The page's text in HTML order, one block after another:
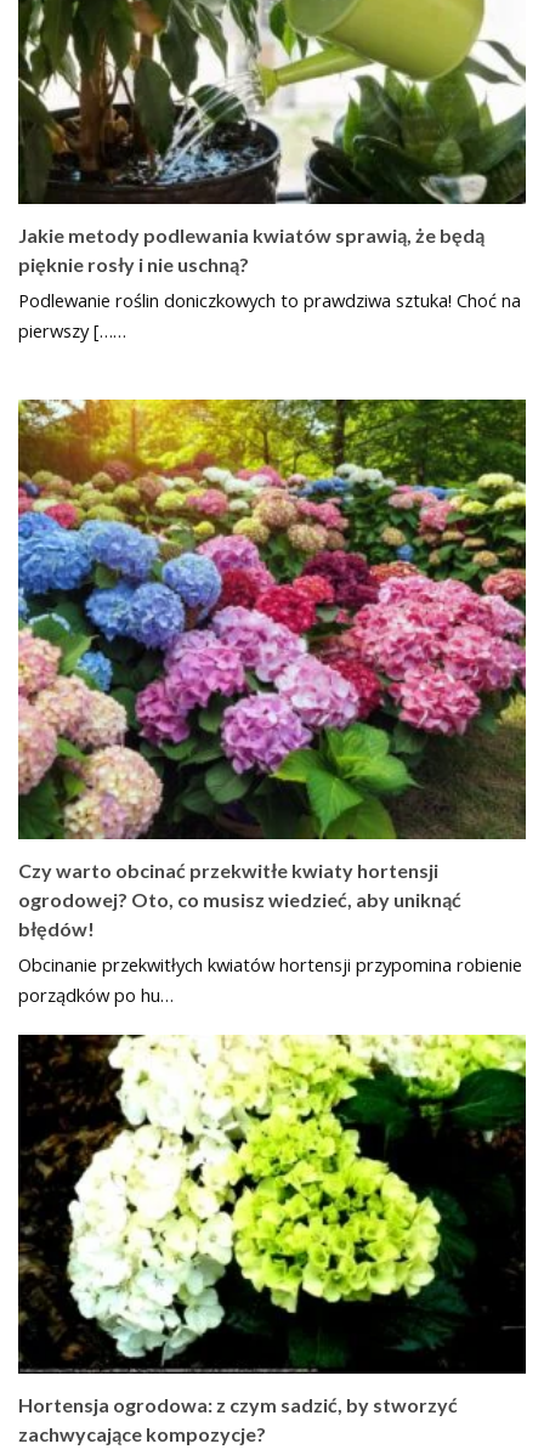
Jakie metody podlewania kwiatów sprawią, że będą
pięknie rosły i nie uschną?
Podlewanie roślin doniczkowych to prawdziwa sztuka! Choć na
pierwszy [……
Czy warto obcinać przekwitłe kwiaty hortensji
ogrodowej? Oto, co musisz wiedzieć, aby uniknąć
błędów!
Obcinanie przekwitłych kwiatów hortensji przypomina robienie
porządków po hu…
Hortensja ogrodowa: z czym sadzić, by stworzyć
zachwycające kompozycje?